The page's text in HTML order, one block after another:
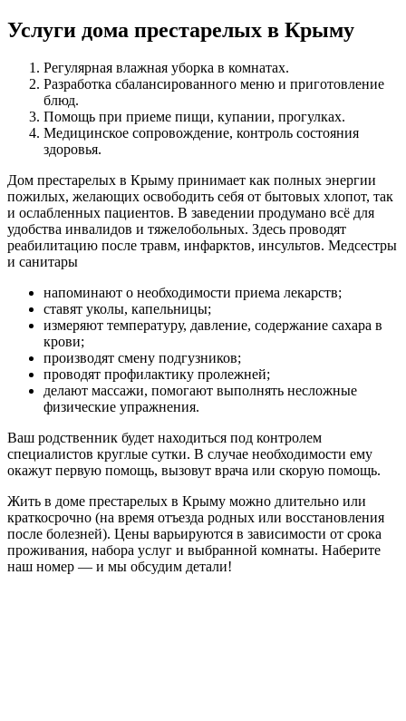
Услуги дома престарелых в Крыму
Регулярная влажная уборка в комнатах.
Разработка сбалансированного меню и приготовление
блюд.
Помощь при приеме пищи, купании, прогулках.
Медицинское сопровождение, контроль состояния
здоровья.
Дом престарелых в Крыму принимает как полных энергии
пожилых, желающих освободить себя от бытовых хлопот, так
и ослабленных пациентов. В заведении продумано всё для
удобства инвалидов и тяжелобольных. Здесь проводят
реабилитацию после травм, инфарктов, инсультов. Медсестры
и санитары
напоминают о необходимости приема лекарств;
ставят уколы, капельницы;
измеряют температуру, давление, содержание сахара в
крови;
производят смену подгузников;
проводят профилактику пролежней;
делают массажи, помогают выполнять несложные
физические упражнения.
Ваш родственник будет находиться под контролем
специалистов круглые сутки. В случае необходимости ему
окажут первую помощь, вызовут врача или скорую помощь.
Жить в доме престарелых в Крыму можно длительно или
краткосрочно (на время отъезда родных или восстановления
после болезней). Цены варьируются в зависимости от срока
проживания, набора услуг и выбранной комнаты. Наберите
наш номер — и мы обсудим детали!